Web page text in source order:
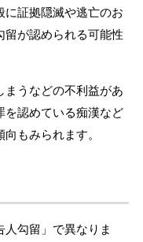
に証拠隠滅や逃亡のお
留が認められる可能性
まうなどの不利益があ
を認めている痴漢など
もみられます。
勾留」で異なりま